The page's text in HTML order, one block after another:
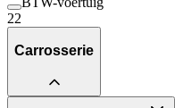
22
Carrosserie